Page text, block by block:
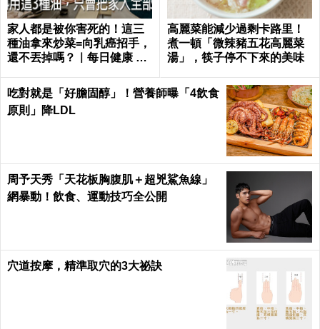
家人都是被你害死的！這三
種油拿來炒菜=向乳癌招手，
還不丟掉嗎？｜每日健康 He
高麗菜能減少過剩卡路里！
煮一頓「微辣豬五花高麗菜
湯」，筷子停不下來的美味
吃對就是「好膽固醇」！營養師曝「4飲食
原則」降LDL
周予天秀「天花板胸腹肌＋超兇鯊魚線」
網暴動！飲食、運動技巧全公開
穴道按摩，精準取穴的3大祕訣